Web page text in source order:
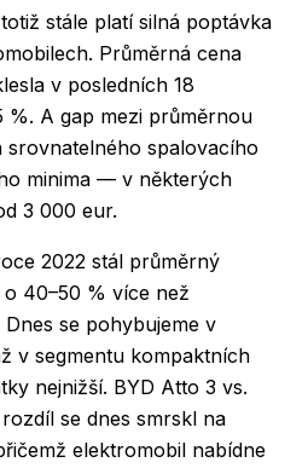
stále platí silná poptávka
Průměrná cena
v posledních 18
%. A gap mezi průměrnou
spalovacího
minima — v některých
3 000 eur.
2022 stál průměrný
40–50 % více než
se pohybujeme v
v segmentu kompaktních
nejnižší. BYD Atto 3 vs.
se dnes smrskl na
elektromobil nabídne